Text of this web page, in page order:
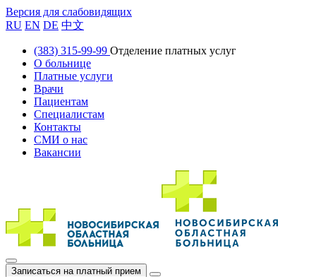
Версия для слабовидящих
RU EN DE 中文
(383) 315-99-99 Отделение платных услуг
О больнице
Платные услуги
Врачи
Пациентам
Специалистам
Контакты
СМИ о нас
Вакансии
Записаться на платный прием